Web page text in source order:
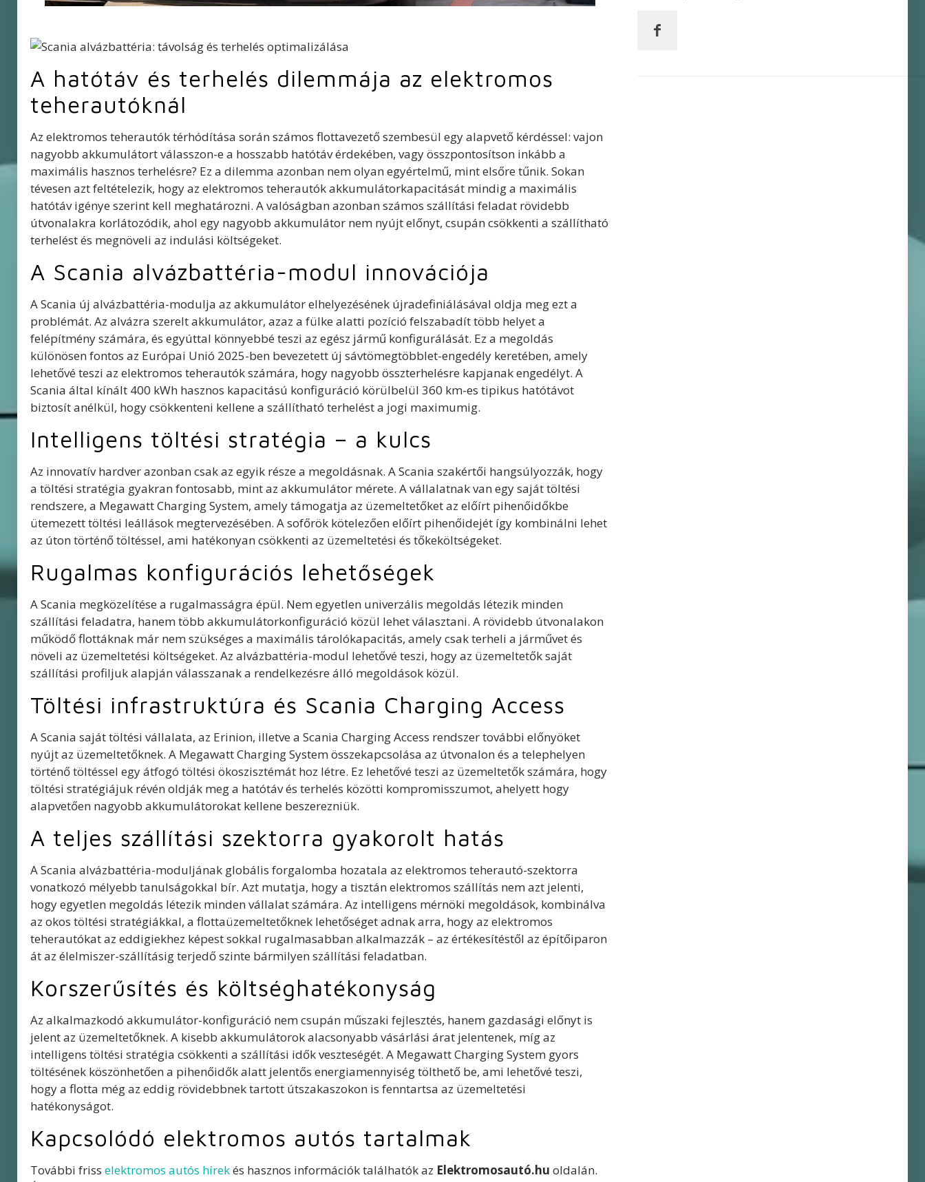
A hatótáv és terhelés dilemmája az elektromos
teherautóknál
Az elektromos teherautók térhódítása során számos flottavezető szembesül egy alapvető kérdéssel: vajon
nagyobb akkumulátort válasszon-e a hosszabb hatótáv érdekében, vagy összpontosítson inkább a
maximális hasznos terhelésre? Ez a dilemma azonban nem olyan egyértelmű, mint elsőre tűnik. Sokan
tévesen azt feltételezik, hogy az elektromos teherautók akkumulátorkapacitását mindig a maximális
hatótáv igénye szerint kell meghatározni. A valóságban azonban számos szállítási feladat rövidebb
útvonalakra korlátozódik, ahol egy nagyobb akkumulátor nem nyújt előnyt, csupán csökkenti a szállítható
terhelést és megnöveli az indulási költségeket.
A Scania alvázbattéria-modul innovációja
A Scania új alvázbattéria-modulja az akkumulátor elhelyezésének újradefiniálásával oldja meg ezt a
problémát. Az alvázra szerelt akkumulátor, azaz a fülke alatti pozíció felszabadít több helyet a
felépítmény számára, és egyúttal könnyebbé teszi az egész jármű konfigurálását. Ez a megoldás
különösen fontos az Európai Unió 2025-ben bevezetett új sávtömegtöbblet-engedély keretében, amely
lehetővé teszi az elektromos teherautók számára, hogy nagyobb összterhelésre kapjanak engedélyt. A
Scania által kínált 400 kWh hasznos kapacitású konfiguráció körülbelül 360 km-es tipikus hatótávot
biztosít anélkül, hogy csökkenteni kellene a szállítható terhelést a jogi maximumig.
Intelligens töltési stratégia – a kulcs
Az innovatív hardver azonban csak az egyik része a megoldásnak. A Scania szakértői hangsúlyozzák, hogy
a töltési stratégia gyakran fontosabb, mint az akkumulátor mérete. A vállalatnak van egy saját töltési
rendszere, a Megawatt Charging System, amely támogatja az üzemeltetőket az előírt pihenőidőkbe
ütemezett töltési leállások megtervezésében. A sofőrök kötelezően előírt pihenőidejét így kombinálni lehet
az úton történő töltéssel, ami hatékonyan csökkenti az üzemeltetési és tőkeköltségeket.
Rugalmas konfigurációs lehetőségek
A Scania megközelítése a rugalmasságra épül. Nem egyetlen univerzális megoldás létezik minden
szállítási feladatra, hanem több akkumulátorkonfiguráció közül lehet választani. A rövidebb útvonalakon
működő flottáknak már nem szükséges a maximális tárolókapacitás, amely csak terheli a járművet és
növeli az üzemeltetési költségeket. Az alvázbattéria-modul lehetővé teszi, hogy az üzemeltetők saját
szállítási profiljuk alapján válasszanak a rendelkezésre álló megoldások közül.
Töltési infrastruktúra és Scania Charging Access
A Scania saját töltési vállalata, az Erinion, illetve a Scania Charging Access rendszer további előnyöket
nyújt az üzemeltetőknek. A Megawatt Charging System összekapcsolása az útvonalon és a telephelyen
történő töltéssel egy átfogó töltési ökoszisztémát hoz létre. Ez lehetővé teszi az üzemeltetők számára, hogy
töltési stratégiájuk révén oldják meg a hatótáv és terhelés közötti kompromisszumot, ahelyett hogy
alapvetően nagyobb akkumulátorokat kellene beszerezniük.
A teljes szállítási szektorra gyakorolt hatás
A Scania alvázbattéria-moduljának globális forgalomba hozatala az elektromos teherautó-szektorra
vonatkozó mélyebb tanulságokkal bír. Azt mutatja, hogy a tisztán elektromos szállítás nem azt jelenti,
hogy egyetlen megoldás létezik minden vállalat számára. Az intelligens mérnöki megoldások, kombinálva
az okos töltési stratégiákkal, a flottaüzemeltetőknek lehetőséget adnak arra, hogy az elektromos
teherautókat az eddigiekhez képest sokkal rugalmasabban alkalmazzák – az értékesítéstől az építőiparon
át az élelmiszer-szállításig terjedő szinte bármilyen szállítási feladatban.
Korszerűsítés és költséghatékonyság
Az alkalmazkodó akkumulátor-konfiguráció nem csupán műszaki fejlesztés, hanem gazdasági előnyt is
jelent az üzemeltetőknek. A kisebb akkumulátorok alacsonyabb vásárlási árat jelentenek, míg az
intelligens töltési stratégia csökkenti a szállítási idők veszteségét. A Megawatt Charging System gyors
töltésének köszönhetően a pihenőidők alatt jelentős energiamennyiség tölthető be, ami lehetővé teszi,
hogy a flotta még az eddig rövidebbnek tartott útszakaszokon is fenntartsa az üzemeltetési
hatékonyságot.
Kapcsolódó elektromos autós tartalmak
További friss elektromos autós hírekés hasznos információk találhatók az Elektromosautó.hu oldalán.